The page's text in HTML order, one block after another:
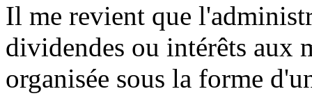
Il me revient que
dividendes ou intérêts aux
organisée sous la forme